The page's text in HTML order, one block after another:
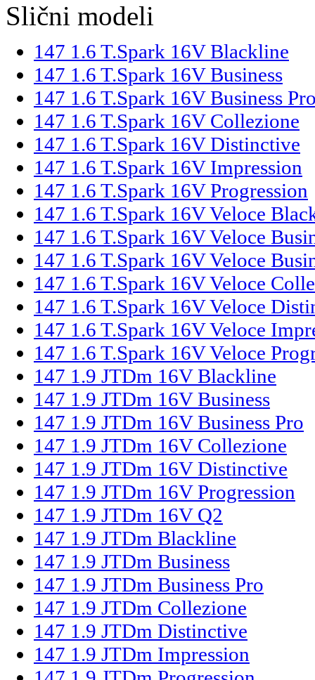
Slični modeli
147 1.6 T.Spark 16V Blackline
147 1.6 T.Spark 16V Business
147 1.6 T.Spark 16V Business
147 1.6 T.Spark 16V Collezione
147 1.6 T.Spark 16V Distinctive
147 1.6 T.Spark 16V Impression
147 1.6 T.Spark 16V Progression
147 1.6 T.Spark 16V Veloce
147 1.6 T.Spark 16V Veloce
147 1.6 T.Spark 16V Veloce
147 1.6 T.Spark 16V Veloce
147 1.6 T.Spark 16V Veloce
147 1.6 T.Spark 16V Veloce
147 1.6 T.Spark 16V Veloce
147 1.9 JTDm 16V Blackline
147 1.9 JTDm 16V Business
147 1.9 JTDm 16V Business Pro
147 1.9 JTDm 16V Collezione
147 1.9 JTDm 16V Distinctive
147 1.9 JTDm 16V Progression
147 1.9 JTDm 16V Q2
147 1.9 JTDm Blackline
147 1.9 JTDm Business
147 1.9 JTDm Business Pro
147 1.9 JTDm Collezione
147 1.9 JTDm Distinctive
147 1.9 JTDm Impression